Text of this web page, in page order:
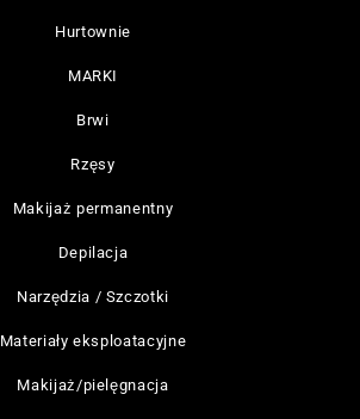
Hurtownie
MARKI
Brwi
Rzęsy
Makijaż permanentny
Depilacja
Narzędzia / Szczotki
Materiały eksploatacyjne
Makijaż/pielęgnacja